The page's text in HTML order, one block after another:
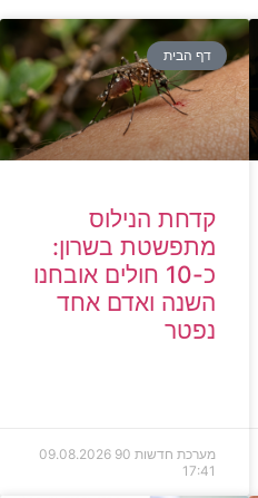
דף הבית
קדחת הנילוס
מתפשטת בשרון:
כ-10 חולים אובחנו
השנה ואדם אחד
נפטר
מערכת חדשות 90
09.08.2026
17:41